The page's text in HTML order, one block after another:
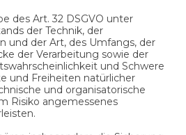
des Art. 32 DSGVO unter
der Technik, der
und der Art, des Umfangs, der
der Verarbeitung sowie der
und Schwere
und Freiheiten natürlicher
und organisatorische
Risiko angemessenes